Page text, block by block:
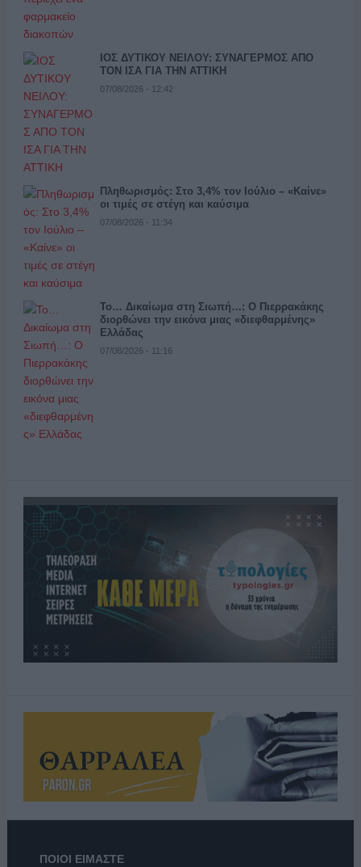
ΙΟΣ ΔΥΤΙΚΟΥ ΝΕΙΛΟΥ: ΣΥΝΑΓΕΡΜΟΣ ΑΠΟ
ΤΟΝ ΙΣΑ ΓΙΑ ΤΗΝ ΑΤΤΙΚΗ
07/08/2026 - 12:42
Πληθωρισμός: Στο 3,4% τον Ιούλιο – «Καίνε»
οι τιμές σε στέγη και καύσιμα
07/08/2026 - 11:34
Το… Δικαίωμα στη Σιωπή…: Ο Πιερρακάκης
διορθώνει την εικόνα μιας «διεφθαρμένης»
Ελλάδας
07/08/2026 - 11:16
ΠΟΙΟΙ ΕΙΜΑΣΤΕ